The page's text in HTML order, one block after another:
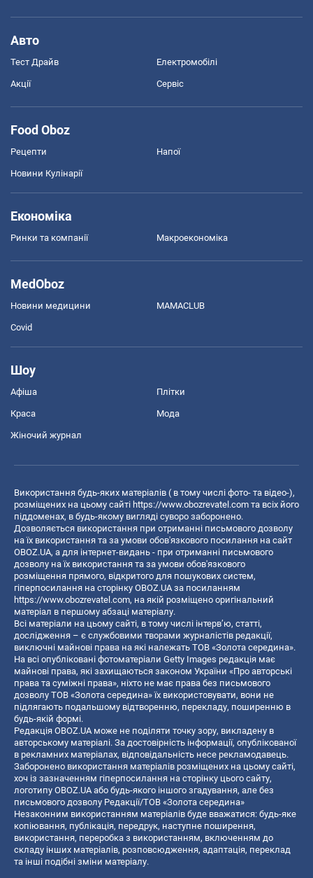
Авто
Тест Драйв Електромобілі
Акції Сервіс
Food Oboz
Рецепти Напої
Новини Кулінарії
Економіка
Ринки та компанії Макроекономіка
MedOboz
Новини медицини MAMACLUB
Covid
Шоу
Афіша Плітки
Краса Мода
Жіночий журнал
Використання будь-яких матеріалів ( в тому числі фото- та відео-),
розміщених на цьому сайті https://www.obozrevatel.com та всіх його
піддоменах, в будь-якому вигляді суворо заборонено.
Дозволяється використання при отриманні письмового дозволу
на їх використання та за умови обов'язкового посилання на сайт
OBOZ.UA, а для інтернет-видань - при отриманні письмового
дозволу на їх використання та за умови обов'язкового
розміщення прямого, відкритого для пошукових систем,
гіперпосилання на сторінку OBOZ.UA за посиланням
https://www.obozrevatel.com, на якій розміщено оригінальний
матеріал в першому абзаці матеріалу.
Всі матеріали на цьому сайті, в тому числі інтерв’ю, статті,
дослідження – є службовими творами журналістів редакції,
виключні майнові права на які належать ТОВ «Золота середина».
На всі опубліковані фотоматеріали Getty Images редакція має
майнові права, які захищаються законом України «Про авторські
права та суміжні права», ніхто не має права без письмового
дозволу ТОВ «Золота середина» їх використовувати, вони не
підлягають подальшому відтворенню, перекладу, поширенню в
будь-якій формі.
Редакція OBOZ.UA може не поділяти точку зору, викладену в
авторському матеріалі. За достовірність інформації, опублікованої
в рекламних матеріалах, відповідальність несе рекламодавець.
Заборонено використання матеріалів розміщених на цьому сайті,
хоч із зазначенням гіперпосилання на сторінку цього сайту,
логотипу OBOZ.UA або будь-якого іншого згадування, але без
письмового дозволу Редакції/ТОВ «Золота середина»
Незаконним використанням матеріалів буде вважатися: будь-яке
копiювання, публiкацiя, передрук, наступне поширення,
використання, переробка з використанням, включенням до
складу інших матеріалів, розповсюдження, адаптація, переклад
та інші подібні зміни матеріалу.